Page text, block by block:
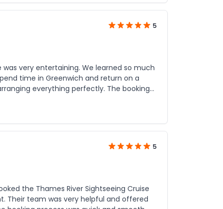
5
very entertaining. We learned so much
time in Greenwich and return on a
5
the Thames River Sightseeing Cruise